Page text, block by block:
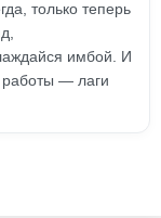
только теперь
имбой. И
работы — лаги